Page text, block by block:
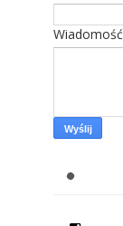
Wiadomość